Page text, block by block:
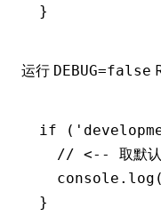
}
运行 DEBUG=false
if (
// <-- 取默
  console
.log (
}